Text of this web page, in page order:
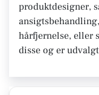
produktdesigner,
hårfjernelse, eller
disse og er udvalgt